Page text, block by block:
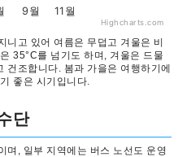
9월 11월
Highcharts.com
고 있어 여름은 무덥고 겨울은 비
35°C를 넘기도 하며, 겨울은 드물
조합니다. 봄과 가을은 여행하기에
좋은 시기입니다.
단
며, 일부 지역에는 버스 노선도 운영